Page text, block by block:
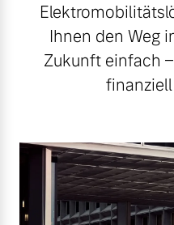
Ihnen den Weg
Zukunft einfach